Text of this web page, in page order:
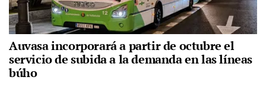
Auvasa incorporará a partir de octubre el
servicio de subida a la demanda en las líneas
búho